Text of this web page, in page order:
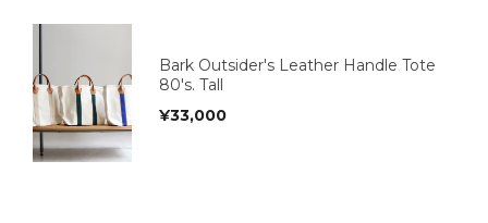
Bark Outsider's Leather Handle Tote
80's. Tall
¥33,000